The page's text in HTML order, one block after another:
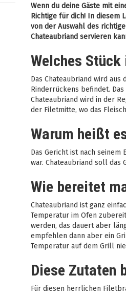
Wenn du deine Gäste mit
Richtige für dich! In diesem
von der Auswahl des
Chateaubriand servieren
Welches
Das Chateaubriand wird
Rinderrückens befindet.
Chateaubriand wird in der
der Filetmitte, wo das
Warum heißt
Das Gericht ist nach
war. Chateaubriand soll das
Wie bereitet
Chateaubriand ist ganz
Temperatur im Ofen
werden, das dauert aber
empfehlen dann aber ein
Temperatur auf dem Grill
Diese Zutaten
Für diesen herrlichen